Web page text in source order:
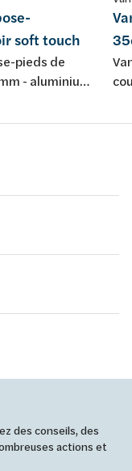
soft touch
pieds de
- aluminium
des conseils, des
actions et